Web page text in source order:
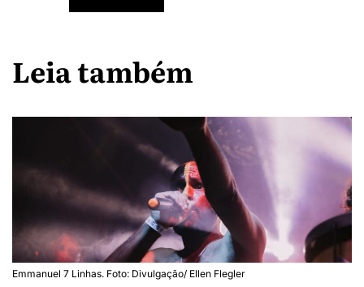
Leia também
Emmanuel 7 Linhas. Foto: Divulgação/ Ellen Flegler